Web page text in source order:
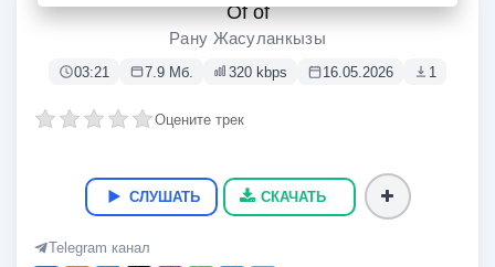
Of of
Рану Жасуланкызы
03:21 7.9 Мб. 320 kbps 16.05.2026 1
Оцените трек
СЛУШАТЬ СКАЧАТЬ
Telegram канал